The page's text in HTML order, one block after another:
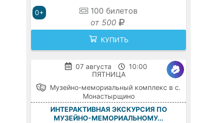
0+ 100 билетов
от 500
КУПИТЬ
07 августа
10:00
ПЯТНИЦА
Музейно-мемориальный комплекс в с.
Монастырщино
ИНТЕРАКТИВНАЯ ЭКСКУРСИЯ ПО
МУЗЕЙНО-МЕМОРИАЛЬНОМУ...